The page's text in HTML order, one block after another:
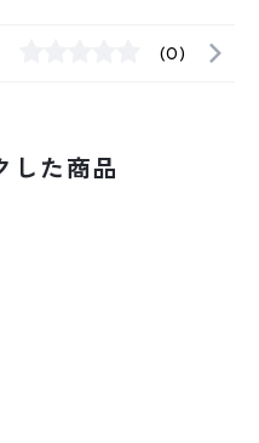
(0)
した商品